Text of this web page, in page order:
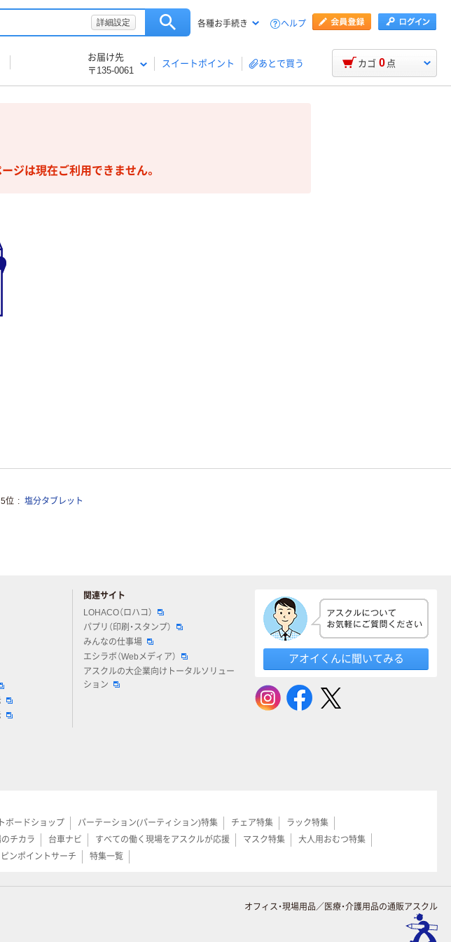
詳細設定 各種お手続き ヘルプ
お届け先
〒135-0061
スイートポイント あとで買う カゴ 0 点
ジは現在ご利用できません。
5位 塩分タブレット
関連サイト
LOHACO（ロハコ）
パプリ（印刷・スタンプ）
みんなの仕事場
エシラボ（Webメディア）
アスクルの大企業向けトータルソリュー
ション
アオイくんに聞いてみる
ボードショップ パーテーション(パーティション)特集 チェア特集
ラック特集
チカラ 台車ナビ すべての働く現場をアスクルが応援 マスク特集
大人用おむつ特集
ピンポイントサーチ 特集一覧
オフィス・現場用品／医療・介護用品の通販アスクル